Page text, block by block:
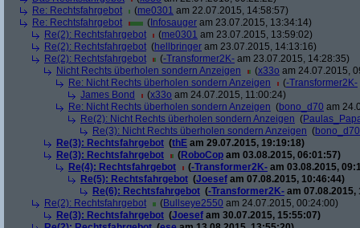
Re: Rechtsfahrgebot
(me0301 am 22.07.2015, 14:58:57)
Re: Rechtsfahrgebot
( Infosauger am 23.07.2015, 13:34:14)
Re(2): Rechtsfahrgebot
(me0301 am 23.07.2015, 13:59:02)
Re(2): Rechtsfahrgebot (hellbringer am 23.07.2015, 14:13:16)
Re(2): Rechtsfahrgebot
(-Transformer2K- am 23.07.2015, 14:28:35)
Nicht Rechts überholen sondern Anzeigen
(x33o am 24.07.2015,
Re: Nicht Rechts überholen sondern Anzeigen
(-Transformer2K-
James Bond
(x33o am 24.07.2015, 11:00:24)
Re: Nicht Rechts überholen sondern Anzeigen (bono_d70 am
Re(2): Nicht Rechts überholen sondern Anzeigen (
Re(3): Nicht Rechts überholen sondern Anzeigen (bono_d70
Re(3): Rechtsfahrgebot (thE am 29.07.2015, 19:19:18)
Re(3): Rechtsfahrgebot
(RoboCop am 03.08.2015, 06:01:57)
Re(4): Rechtsfahrgebot
(-Transformer2K- am 03.08.2015,
Re(5): Rechtsfahrgebot (Joesef am 07.08.2015, 10:46:44)
Re(6): Rechtsfahrgebot (-Transformer2K- am 07.08.2015,
Re(2): Rechtsfahrgebot
(Bullseye2550 am 24.07.2015, 00:24:00)
Re(3): Rechtsfahrgebot (Joesef am 30.07.2015, 15:55:07)